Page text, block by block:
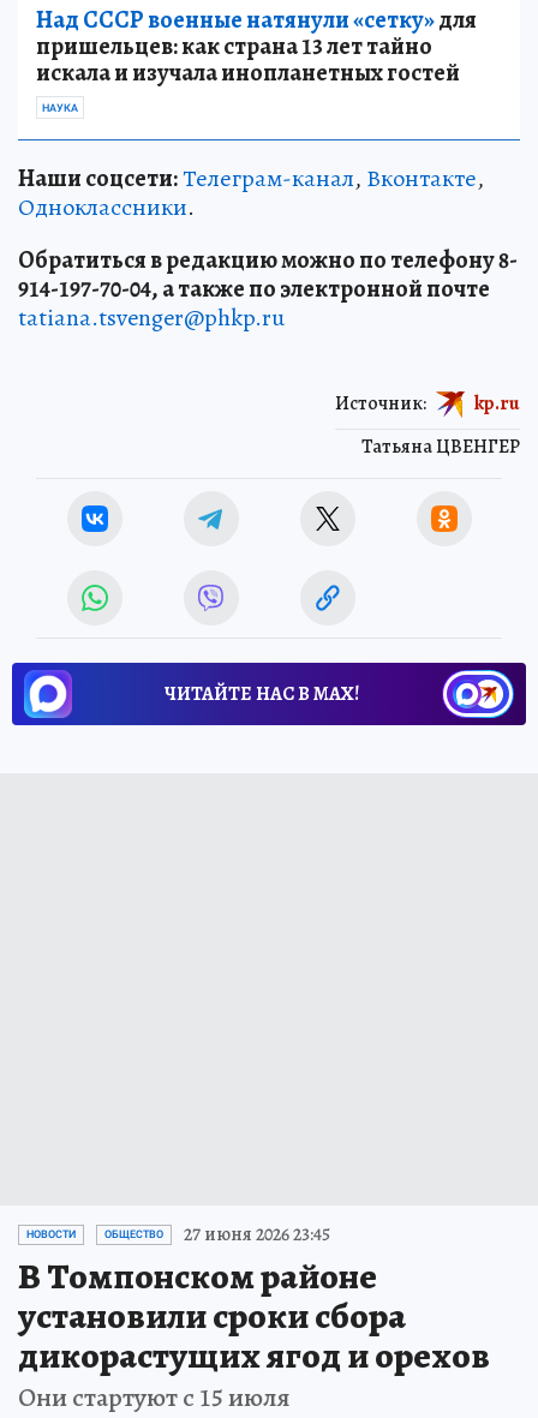
Над СССР военные натянули «сетку»для
пришельцев: как страна 13 лет тайно
искала и изучала инопланетных гостей
НАУКА
Наши соцсети:Телеграм-канал, Вконтакте,
Одноклассники.
Обратиться в редакцию можно по телефону 8-
914-197-70-04, а также по электронной почте
tatiana.tsvenger@phkp.ru
Татьяна ЦВЕНГЕР
Источник: kp.ru
ЧИТАЙТЕ НАС В МАХ!
НОВОСТИ ОБЩЕСТВО 27 июня 2026 23:45
В Томпонском районе
установили сроки сбора
дикорастущих ягод и орехов
Они стартуют с 15 июля